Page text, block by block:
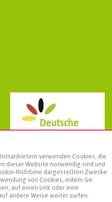
verwenden Cookies, die
dieser Website notwendig sind und
Richtlinie dargestellten Zwecke
von Cookies, indem Sie
auf einen Link oder eine
andere Weise weiter surfen.